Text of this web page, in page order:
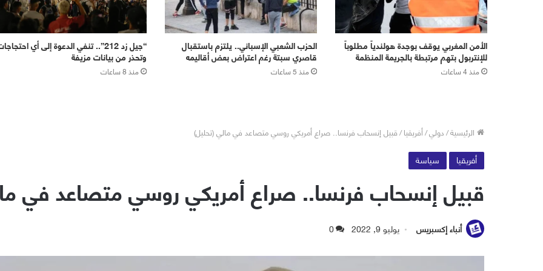
الأمن المغربي يوقف بوجدة هولندياً مطلوباً
للإنتربول بتهم مرتبطة بالجريمة المنظمة
منذ 4 ساعات
الحزب الشعبي الإسباني.. يلتزم باستقبال
قاصري سبتة رغم اعتراض بعض أقاليمه
منذ 5 ساعات
“جيل زد 212”.. تنفي الدعوة إلى أي
وتحذر من بيانات مزيفة
منذ 8 ساعات